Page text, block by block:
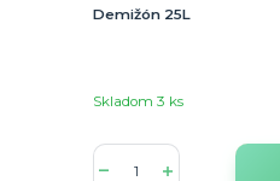
Demižón 25L
Skladom 3 ks